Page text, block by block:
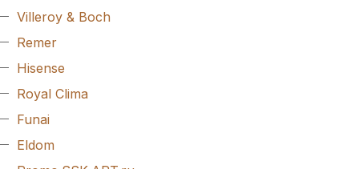
Villeroy & Boch
Remer
Hisense
Royal Clima
Funai
Eldom